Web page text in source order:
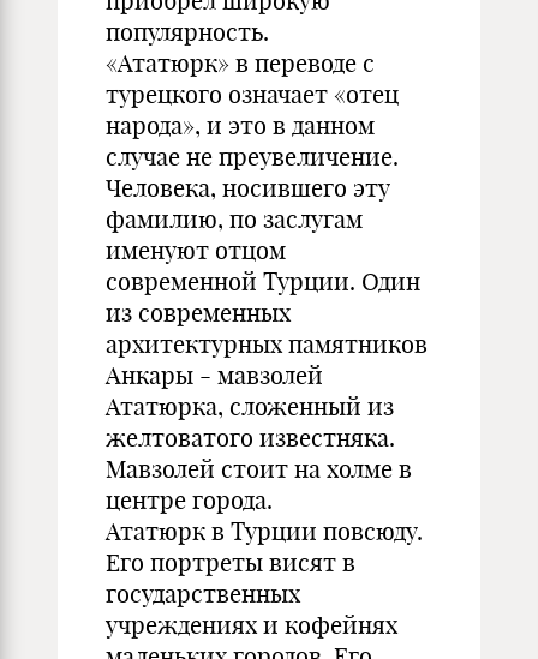
популярность.
«Ататюрк» в переводе с
турецкого означает «отец
народа», и это в данном
случае не преувеличение.
Человека, носившего эту
фамилию, по заслугам
именуют отцом
современной Турции. Один
из современных
архитектурных памятников
Анкары - мавзолей
Ататюрка, сложенный из
желтоватого известняка.
Мавзолей стоит на холме в
центре города.
Ататюрк в Турции повсюду.
Его портреты висят в
государственных
учреждениях и кофейнях